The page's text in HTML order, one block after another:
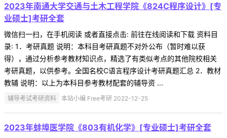
2023年南通大学交通与土木工程学院《824C程序设计》[专
业硕士]考研全套
微信扫一扫，在手机阅读 或者直接点击: 前往在线阅读和下载 资料目
录: 1．考研真题 说明：本科目考研真题不对外公布（暂时难以获
得），通过分析参考教材知识点，精选了有类似考点的其他院校相关
考研真题，以供参考。全国名校C语言程序设计考研真题汇总 2．教材
教辅 说明：以上为本科目参考教材配套的辅导资 ...
辅导考试考研资料 本站小编 Free考研 2022-12-25
2023年蚌埠医学院《803有机化学》[专业硕士]考研全套